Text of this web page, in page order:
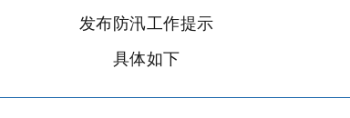
发布防汛工作提示
具体如下